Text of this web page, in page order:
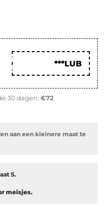
KRIJG
CODE
***LUB
30 dagen:€72
aan een kleinere maat te
S.
meisjes.